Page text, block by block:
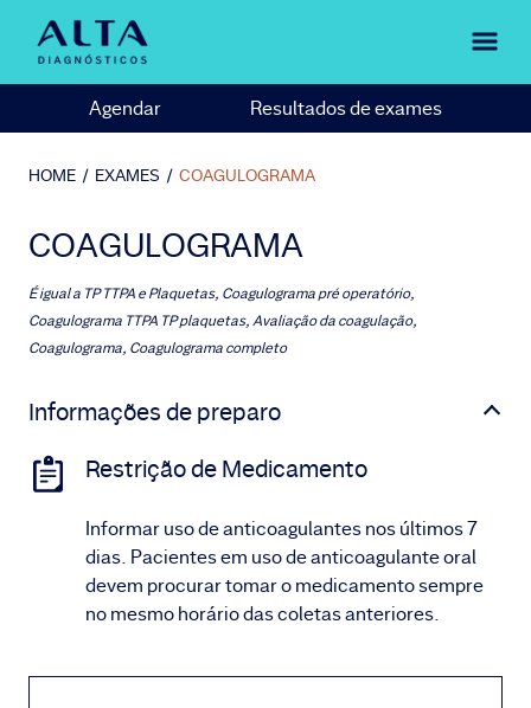
Agendar Resultados de exames
HOME / EXAMES / COAGULOGRAMA
COAGULOGRAMA
É igual a TP TTPA e Plaquetas, Coagulograma pré operatório,
Coagulograma TTPA TP plaquetas, Avaliação da coagulação,
Coagulograma, Coagulograma completo
Informações de preparo
Restrição de Medicamento
Informar uso de anticoagulantes nos últimos 7
dias. Pacientes em uso de anticoagulante oral
devem procurar tomar o medicamento sempre
no mesmo horário das coletas anteriores.